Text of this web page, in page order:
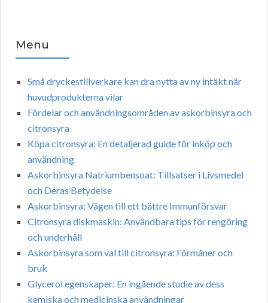
Menu
Små dryckestillverkare kan dra nytta av ny intäkt när
huvudprodukterna vilar
Fördelar och användningsområden av askorbinsyra och
citronsyra
Köpa citronsyra: En detaljerad guide för inköp och
användning
Askorbinsyra Natriumbensoat: Tillsatser i Livsmedel
och Deras Betydelse
Askorbinsyra: Vägen till ett bättre Immunförsvar
Citronsyra diskmaskin: Användbara tips för rengöring
och underhåll
Askorbinsyra som val till citronsyra: Förmåner och
bruk
Glycerol egenskaper: En ingående studie av dess
kemiska och medicinska användningar